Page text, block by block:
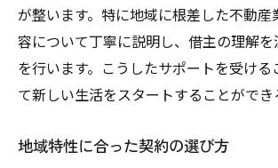
岡山市北区での快適な生活空
住まい選びにおけるライフス
性
契約の柔軟性がもたらす自由
が整います。特に地域に根差した不動産
容について丁寧に説明し、借主の理解
を行います。こうしたサポートを受ける
て新しい生活をスタートすることができ
地域特性に合った契約の選び方